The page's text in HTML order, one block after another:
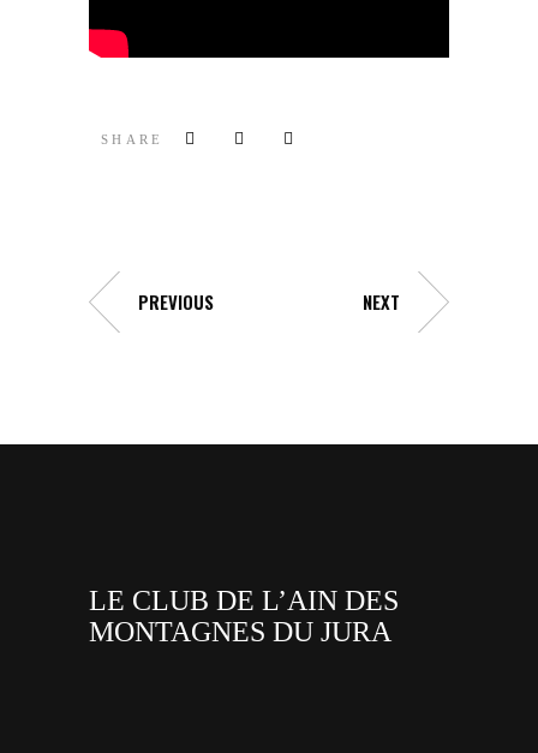
SHARE
PREVIOUS NEXT
LE CLUB DE L’AIN DES
MONTAGNES DU JURA